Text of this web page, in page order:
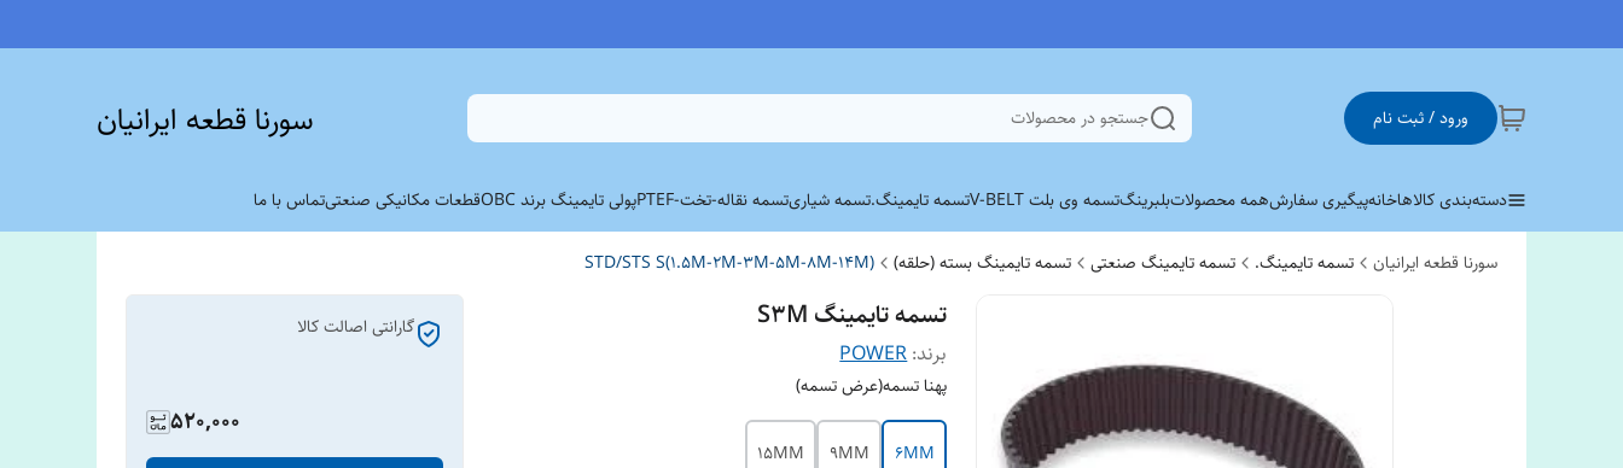
ورود / ثبت نام جستجو در محصولات سورنا قطعه ایرانیان
دسته‌بندی کالاهاخانهپیگیری سفارشهمه محصولاتبلبرینگتسمه وی بلت V-BELT تسمه تایمینگ.تسمه شیاریتسمه نقاله-تخت-PTEF پولی تایمینگ برند OBC قطعات مکانیکی صنعتیتماس با ما
سورنا قطعه ایرانیان تسمه تایمینگ. تسمه تایمینگ صنعتی تسمه تایمینگ بسته (حلقه) STD/STS S(1.5M-2M-3M-5M-8M-14M)
تسمه تایمینگ S3M
برند:POWER
پهنا تسمه(عرض تسمه)
6MM
9MM
15MM
گارانتی اصالت کالا
520,000